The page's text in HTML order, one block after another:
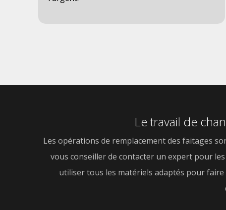
Le travail de
Les opérations de remplacement des faitages
vous conseiller de contacter un expert pour
utiliser tous les matériels adaptés pour